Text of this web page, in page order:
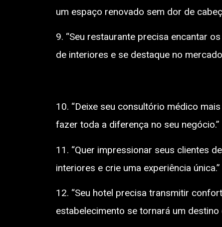
um espaço renovado sem dor de
9. “Seu restaurante precisa encantar
de interiores e se destaque no
10. “Deixe seu consultório médico
fazer toda a diferença no seu negócio.”
11. “Quer impressionar seus clientes
interiores e crie uma experiência única.”
12. “Seu hotel precisa transmitir
estabelecimento se tornará um destino